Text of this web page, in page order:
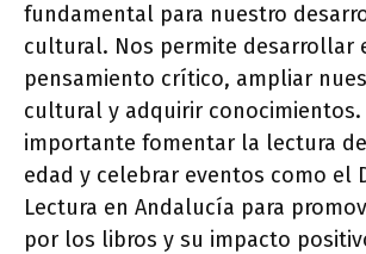
fundamental para nuestro
cultural. Nos permite desarrollar
pensamiento crítico, ampliar
cultural y adquirir conocimientos.
importante fomentar la lectura
edad y celebrar eventos como el
Lectura en Andalucía para
por los libros y su impacto